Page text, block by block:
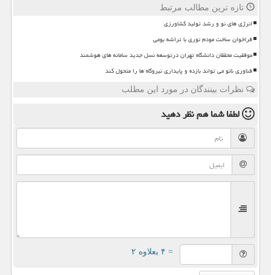
تازه ترین مطالب مرتبط
انرژی های نو و رشد تولید کشاورزی
فراخوان ساخت مودم نوری با تراشه بومی
موفقیت محققان دانشگاه تهران درتوسعه نسل جدید سامانه های هوشمند
فناوری نانو می تواند بازده و پایداری نیروگاه ها را متحول کند
نظرات بینندگان در مورد این مطلب
لطفا شما همنظر دهید
= ۴ بعلاوه ۲